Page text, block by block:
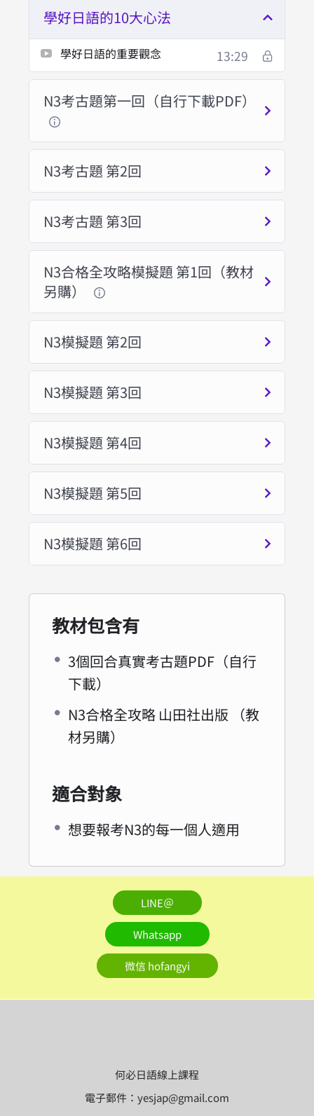
學好日語的10大心法
學好日語的重要觀念 13:29
N3考古題第一回（自行下載PDF）
N3考古題 第2回
N3考古題 第3回
N3合格全攻略模擬題 第1回（教材
另購）
N3模擬題 第2回
N3模擬題 第3回
N3模擬題 第4回
N3模擬題 第5回
N3模擬題 第6回
教材包含有
3個回合真實考古題PDF（自行
下載）
N3合格全攻略 山田社出版 （教
材另購）
適合對象
想要報考N3的每一個人適用
LINE＠
Whatsapp
微信 hofangyi
何必日語線上課程
電子郵件：yesjap@gmail.com